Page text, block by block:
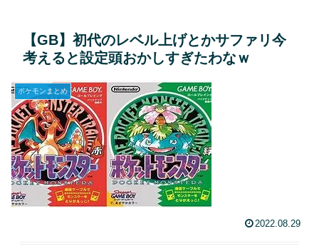
【GB】初代のレベル上げとかサファリ今
考えると設定頭おかしすぎたわなｗ
ポケモンまとめ
2022.08.29